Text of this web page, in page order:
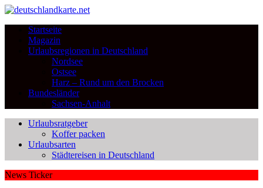
Startseite
Magazin
Urlaubsregionen in Deutschland
Nordsee
Ostsee
Harz – Rund um den Brocken
Bundesländer
Sachsen-Anhalt
Urlaubsratgeber
Koffer packen
Urlaubsarten
Städtereisen in Deutschland
News Ticker